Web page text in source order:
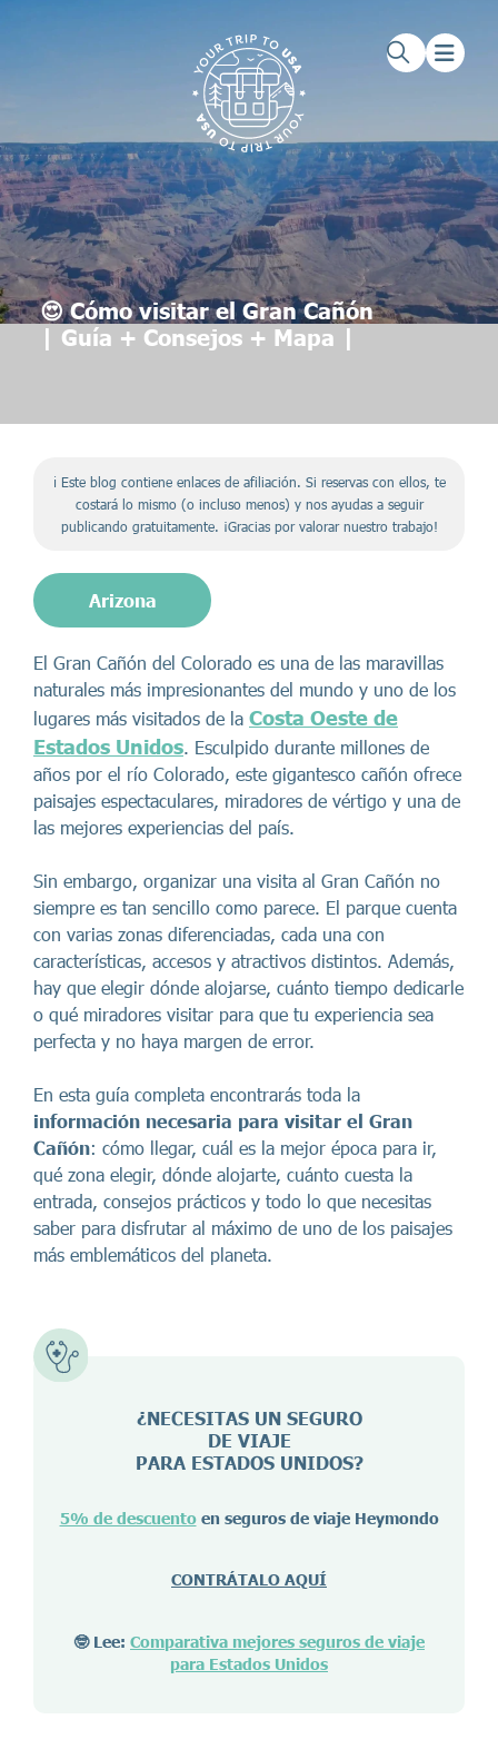
😍 Cómo visitar el Gran Cañón
| Guía + Consejos + Mapa |
ℹ️ Este blog contiene enlaces de afiliación. Si reservas con ellos, te
costará lo mismo (o incluso menos) y nos ayudas a seguir
publicando gratuitamente. ¡Gracias por valorar nuestro trabajo!
Arizona
El Gran Cañón del Colorado es una de las maravillas
naturales más impresionantes del mundo y uno de los
lugares más visitados de la Costa Oeste de
Estados Unidos. Esculpido durante millones de
años por el río Colorado, este gigantesco cañón ofrece
paisajes espectaculares, miradores de vértigo y una de
las mejores experiencias del país.
Sin embargo, organizar una visita al Gran Cañón no
siempre es tan sencillo como parece. El parque cuenta
con varias zonas diferenciadas, cada una con
características, accesos y atractivos distintos. Además,
hay que elegir dónde alojarse, cuánto tiempo dedicarle
o qué miradores visitar para que tu experiencia sea
perfecta y no haya margen de error.
En esta guía completa encontrarás toda la
información necesaria para visitar el Gran
Cañón: cómo llegar, cuál es la mejor época para ir,
qué zona elegir, dónde alojarte, cuánto cuesta la
entrada, consejos prácticos y todo lo que necesitas
saber para disfrutar al máximo de uno de los paisajes
más emblemáticos del planeta.
¿NECESITAS UN SEGURO
DE VIAJE
PARA ESTADOS UNIDOS?
5% de descuentoen seguros de viaje Heymondo
CONTRÁTALO AQUÍ
🤓 Lee: Comparativa mejores seguros de viaje
para Estados Unidos